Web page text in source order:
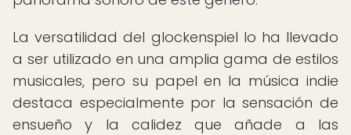
La versatilidad del glockenspiel lo ha llevado
a ser utilizado en una amplia gama de estilos
musicales, pero su papel en la música indie
destaca especialmente por la sensación de
ensueño y la calidez que añade a las